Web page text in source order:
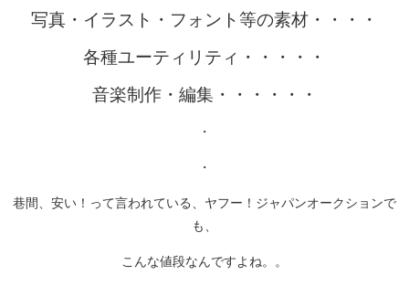
写真・イラスト・フォント等の素材・・・・
各種ユーティリティ・・・・・
音楽制作・編集・・・・・・
・
・
巷間、安い！って言われている、ヤフー！ジャパンオークションで
も、
こんな値段なんですよね。。